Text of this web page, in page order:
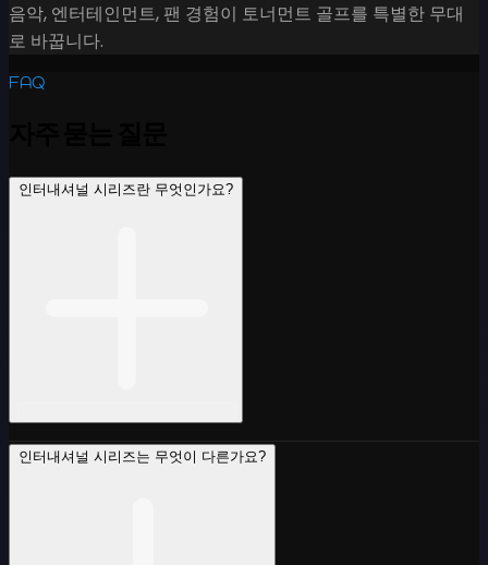
음악, 엔터테인먼트, 팬 경험이 토너먼트 골프를 특별한 무대
로 바꿉니다.
FAQ
인터내셔널 시리즈란 무엇인가요?
인터내셔널 시리즈는 무엇이 다른가요?